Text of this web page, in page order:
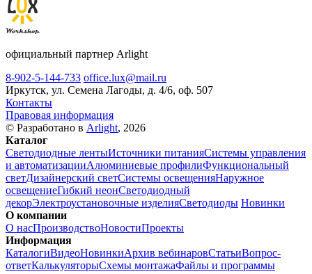
официальный партнер Arlight
8-902-5-144-733 office.lux@mail.ru
Иркутск, ул. Семена Лагоды, д. 4/6, оф. 507
Контакты
Правовая информация
© Разработано в Arlight, 2026
Каталог
Светодиодные лентыИсточники питанияСистемы управления
и автоматизацииАлюминиевые профилиФункциональный
светДизайнерский светСистемы освещенияНаружное
освещениеГибкий неонСветодиодный
декорЭлектроустановочные изделияСветодиоды Новинки
О компании
О насПроизводствоНовостиПроекты
Информация
КаталогиВидеоНовинкиАрхив вебинаровСтатьиВопрос-
ответКалькуляторыСхемы монтажаФайлы и программы